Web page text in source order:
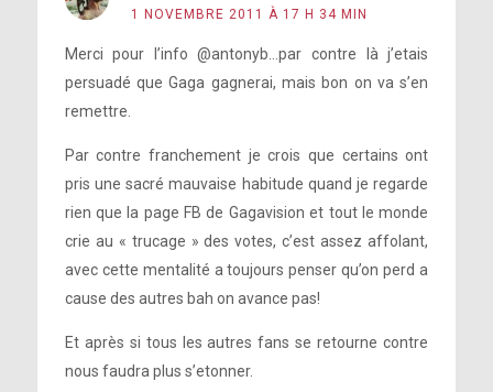
1 NOVEMBRE 2011 À 17 H 34 MIN
Merci pour l’info @antonyb…par contre là j’etais
persuadé que Gaga gagnerai, mais bon on va s’en
remettre.
Par contre franchement je crois que certains ont
pris une sacré mauvaise habitude quand je regarde
rien que la page FB de Gagavision et tout le monde
crie au « trucage » des votes, c’est assez affolant,
avec cette mentalité a toujours penser qu’on perd a
cause des autres bah on avance pas!
Et après si tous les autres fans se retourne contre
nous faudra plus s’etonner.